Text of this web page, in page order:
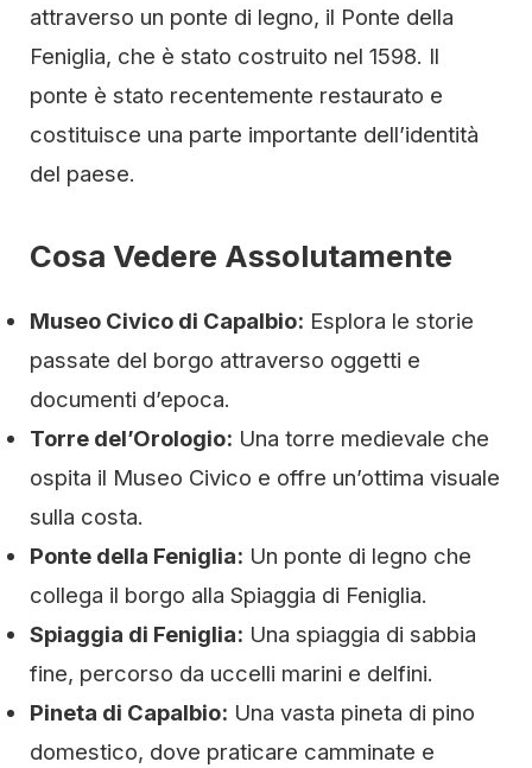
attraverso un ponte di legno, il Ponte della
Feniglia, che è stato costruito nel 1598. Il
ponte è stato recentemente restaurato e
costituisce una parte importante dell’identità
del paese.
Cosa Vedere Assolutamente
Museo Civico di Capalbio: Esplora le storie
passate del borgo attraverso oggetti e
documenti d’epoca.
Torre del’Orologio: Una torre medievale che
ospita il Museo Civico e offre un’ottima visuale
sulla costa.
Ponte della Feniglia: Un ponte di legno che
collega il borgo alla Spiaggia di Feniglia.
Spiaggia di Feniglia: Una spiaggia di sabbia
fine, percorso da uccelli marini e delfini.
Pineta di Capalbio: Una vasta pineta di pino
domestico, dove praticare camminate e